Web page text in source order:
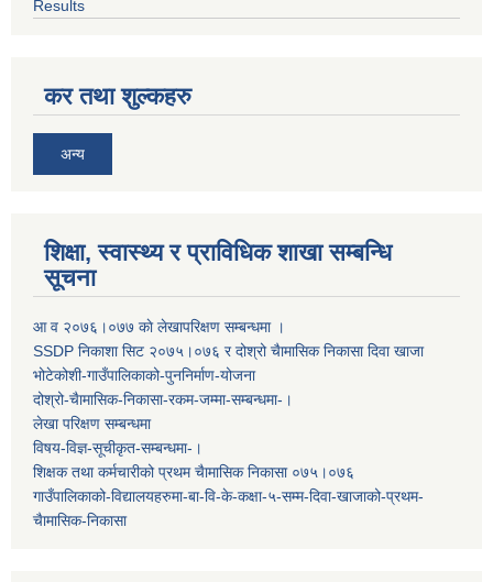
Results
कर तथा शुल्कहरु
अन्य
शिक्षा, स्वास्थ्य र प्राविधिक शाखा सम्बन्धि
सूचना
आ व २०७६।०७७ काे लेखापरिक्षण सम्बन्धमा ।
SSDP निकाशा सिट २०७५।०७६ र दोश्रो चैामासिक निकासा दिवा खाजा
भोटेकोशी-गाउँपालिकाको-पुननिर्माण-योजना
दोश्रो-चैामासिक-निकासा-रकम-जम्मा-सम्बन्धमा-।
लेखा परिक्षण सम्बन्धमा
विषय-विज्ञ-सूचीकृत-सम्बन्धमा-।
शिक्षक तथा कर्मचारीको प्रथम च‌ैामासिक निकासा ०७५।०७६
गाउँपालिकाको-विद्यालयहरुमा-बा-वि-के-कक्षा-५-सम्म-दिवा-खाजाको-प्रथम-
चैामासिक-निकासा